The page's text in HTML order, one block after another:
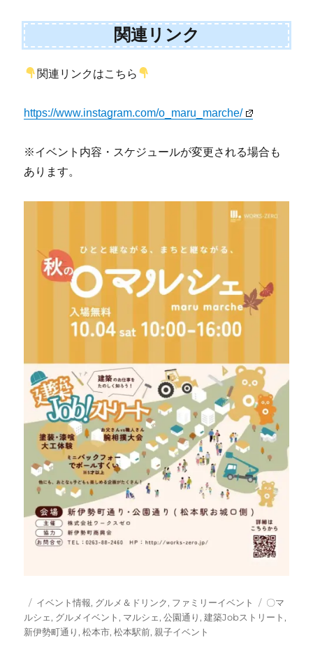
関連リンク
関連リンクはこちら
https://www.instagram.com/o_maru_marche/
※イベント内容・スケジュールが変更される場合も
あります。
投
稿
日:
カ
テ
ゴ
イベント情報, グルメ＆ドリンク, ファミリーイベント
タ
グ
〇マ
ルシェ, グルメイベント, マルシェ,公園通り,建築Jobストリート,
新伊勢町通り,松本市,松本駅前,親子イベント